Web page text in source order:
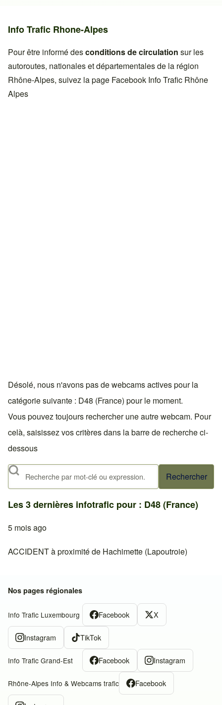
Info Trafic Rhone-Alpes
Pour être informé desconditions de circulation sur les
autoroutes, nationales et départementales de la région
Rhône-Alpes, suivez la page Facebook Info Trafic Rhône
Alpes
Désolé, nous n'avons pas de webcams actives pour la
catégorie suivante : D48 (France) pour le moment.
Vous pouvez toujours rechercher une autre webcam. Pour
celà, saisissez vos critères dans la barre de recherche ci-
dessous
Rechercher
Les 3 dernières infotrafic pour : D48 (France)
5 mois ago
ACCIDENT à proximité de Hachimette (Lapoutroie)
Nos pages régionales
Info Trafic Luxembourg Facebook X
Instagram TikTok
Info Trafic Grand-Est Facebook Instagram
Rhône-Alpes Info & Webcams trafic Facebook